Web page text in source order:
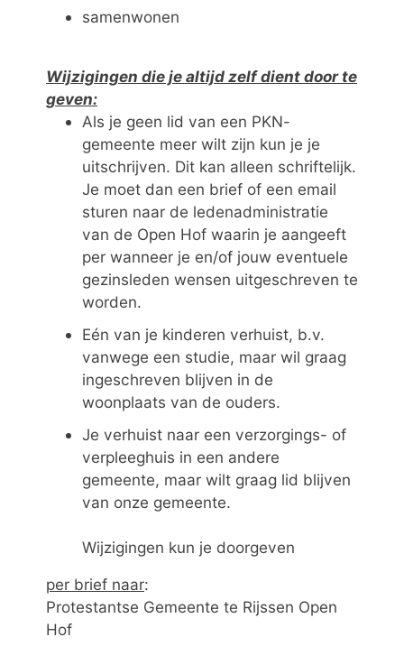
samenwonen
Wijzigingen die je altijd zelf dient door te
geven:
Als je geen lid van een PKN-
gemeente meer wilt zijn kun je je
uitschrijven. Dit kan alleen schriftelijk.
Je moet dan een brief of een email
sturen naar de ledenadministratie
van de Open Hof waarin je aangeeft
per wanneer je en/of jouw eventuele
gezinsleden wensen uitgeschreven te
worden.
Eén van je kinderen verhuist, b.v.
vanwege een studie, maar wil graag
ingeschreven blijven in de
woonplaats van de ouders.
Je verhuist naar een verzorgings- of
verpleeghuis in een andere
gemeente, maar wilt graag lid blijven
van onze gemeente.
Wijzigingen kun je doorgeven
per brief naar:
Protestantse Gemeente te Rijssen Open
Hof